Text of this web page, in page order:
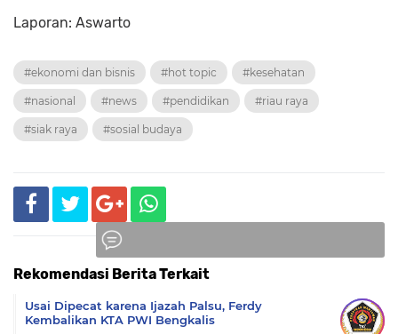
Laporan: Aswarto
#ekonomi dan bisnis #hot topic #kesehatan
#nasional #news #pendidikan #riau raya
#siak raya #sosial budaya
Rekomendasi Berita Terkait
Usai Dipecat karena Ijazah Palsu, Ferdy
Kembalikan KTA PWI Bengkalis